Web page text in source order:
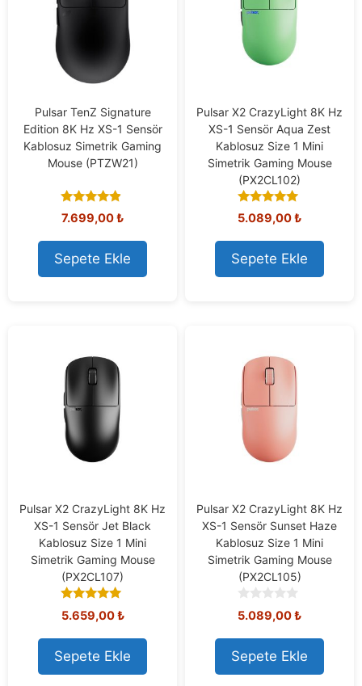
Pulsar TenZ Signature
Edition 8K Hz XS-1 Sensör
Kablosuz Simetrik Gaming
Mouse (PTZW21)
4.67
out of 5
7.699,00₺
Sepete Ekle
Pulsar X2 CrazyLight 8K Hz
XS-1 Sensör Aqua Zest
Kablosuz Size 1 Mini
Simetrik Gaming Mouse
(PX2CL102)
5.00
out of 5
5.089,00₺
Sepete Ekle
Pulsar X2 CrazyLight 8K Hz
XS-1 Sensör Jet Black
Kablosuz Size 1 Mini
Simetrik Gaming Mouse
(PX2CL107)
5.00
out of 5
5.659,00₺
Sepete Ekle
Pulsar X2 CrazyLight 8K Hz
XS-1 Sensör Sunset Haze
Kablosuz Size 1 Mini
Simetrik Gaming Mouse
(PX2CL105)
0
o
u
t
o
f
5.089,00₺
Sepete Ekle